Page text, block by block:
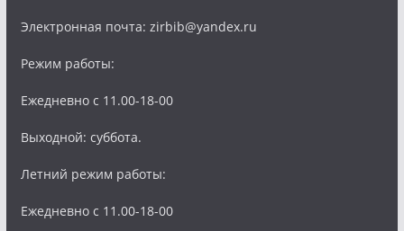
Электронная почта: zirbib@yandex.ru
Режим работы:
Ежедневно с 11.00-18-00
Выходной: суббота.
Летний режим работы:
Ежедневно с 11.00-18-00